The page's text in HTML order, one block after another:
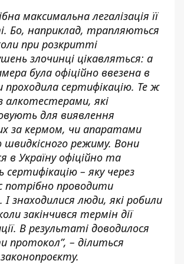
максимальна легалізація її
Бо, наприклад, трапляються
при розкритті
злочинці цікавляться: а
була офіційно ввезена в
проходила сертифікацію. Те ж
алкотестерами, які
для виявлення
за кермом, чи апаратами
режиму. Вони
в Україну офіційно та
сертифікацію – яку через
потрібно проводити
знаходилися люди, які робили
закінчився термін дії
В результаті доводилося
протокол”, – ділиться